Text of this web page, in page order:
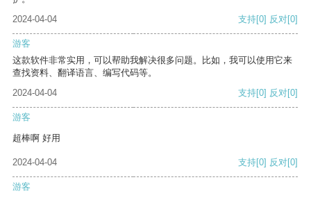
2024-04-04
支持[0] 反对[0]
游客
这款软件非常实用，可以帮助我解决很多问题。比如，我可以使用它来
查找资料、翻译语言、编写代码等。
2024-04-04
支持[0] 反对[0]
游客
超棒啊 好用
2024-04-04 支持[0] 反对[0]
游客